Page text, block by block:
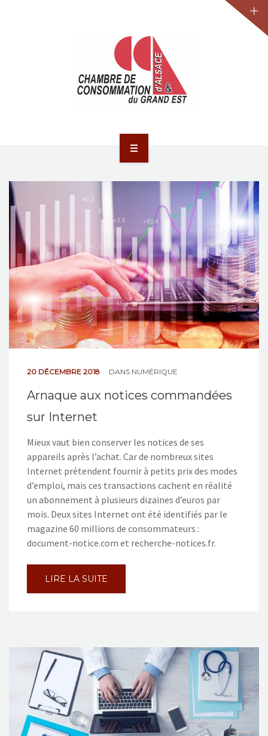
JURIDIQUE
LA CCA-GE
NOS ACTIONS
CONTACT
20 DÉCEMBRE 2018 DANS NUMÉRIQUE
Arnaque aux notices commandées
sur Internet
Mieux vaut bien conserver les notices de ses
appareils après l’achat. Car de nombreux sites
Internet prétendent fournir à petits prix des modes
d’emploi, mais ces transactions cachent en réalité
un abonnement à plusieurs dizaines d’euros par
mois. Deux sites Internet ont été identifiés par le
magazine 60 millions de consommateurs :
document-notice.com et recherche-notices.fr.
LIRE LA SUITE